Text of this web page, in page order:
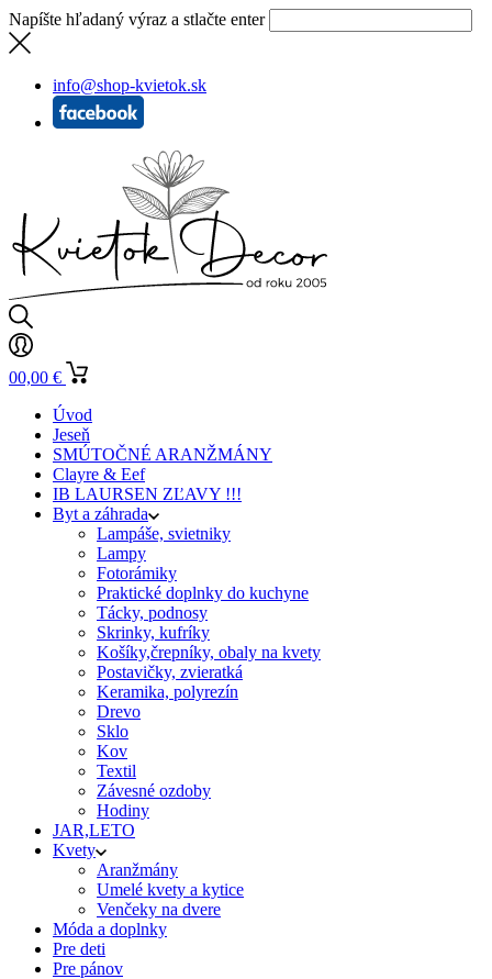
Napíšte hľadaný výraz a stlačte enter
info@shop-kvietok.sk
00,00 €
Úvod
Jeseň
SMÚTOČNÉ ARANŽMÁNY
Clayre & Eef
IB LAURSEN ZĽAVY !!!
Byt a záhrada
Lampáše, svietniky
Lampy
Fotorámiky
Praktické doplnky do kuchyne
Tácky, podnosy
Skrinky, kufríky
Košíky,črepníky, obaly na kvety
Postavičky, zvieratká
Keramika, polyrezín
Drevo
Sklo
Kov
Textil
Závesné ozdoby
Hodiny
JAR,LETO
Kvety
Aranžmány
Umelé kvety a kytice
Venčeky na dvere
Móda a doplnky
Pre deti
Pre pánov